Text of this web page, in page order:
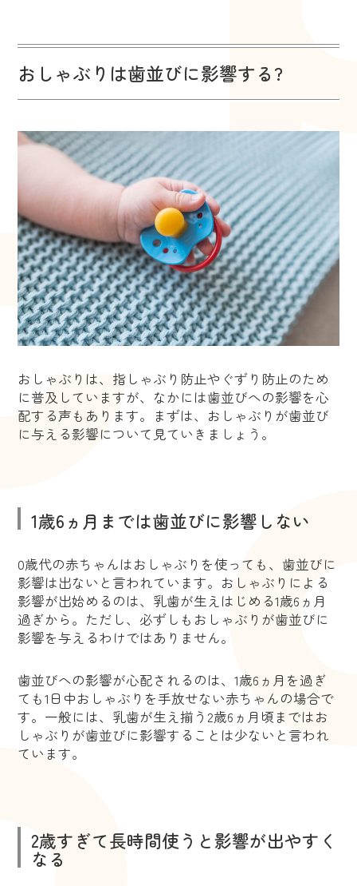
おしゃぶりは歯並びに影響する?
おしゃぶりは、指しゃぶり防止やぐずり防止のため
に普及していますが、なかには歯並びへの影響を心
配する声もあります。まずは、おしゃぶりが歯並び
に与える影響について見ていきましょう。
1歳6ヵ月までは歯並びに影響しない
0歳代の赤ちゃんはおしゃぶりを使っても、歯並びに
影響は出ないと言われています。おしゃぶりによる
影響が出始めるのは、乳歯が生えはじめる1歳6ヵ月
過ぎから。ただし、必ずしもおしゃぶりが歯並びに
影響を与えるわけではありません。
歯並びへの影響が心配されるのは、1歳6ヵ月を過ぎ
ても1日中おしゃぶりを手放せない赤ちゃんの場合で
す。一般には、乳歯が生え揃う2歳6ヵ月頃まではお
しゃぶりが歯並びに影響することは少ないと言われ
ています。
2歳すぎて長時間使うと影響が出やすく
なる